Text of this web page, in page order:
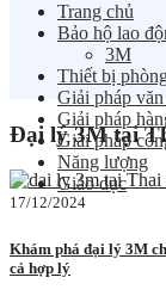
Trang chủ
Bảo hộ lao
3M
Thiết bị
Giải pháp
Giải pháp
Giải pháp
Năng lượng
Giáo dục
Đại lý 3M tại
17/12/2024
Khám phá đại lý 3M
cả hợp lý